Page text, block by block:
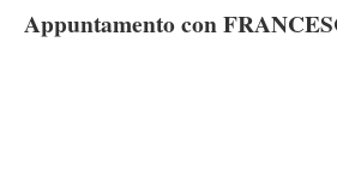
Appuntamento con